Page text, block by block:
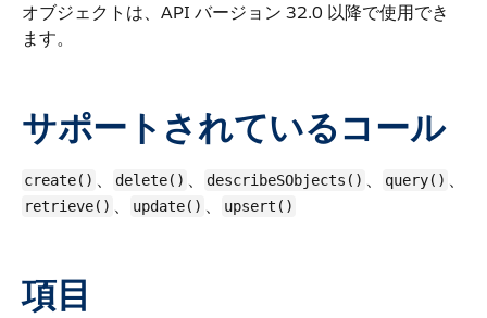
オブジェクトは、API バージョン 32.0 以降で使用でき
ます。
サポートされているコール
create() 、 delete() 、 describeSObjects() 、 query() 、
retrieve() 、 update() 、 upsert()
項目